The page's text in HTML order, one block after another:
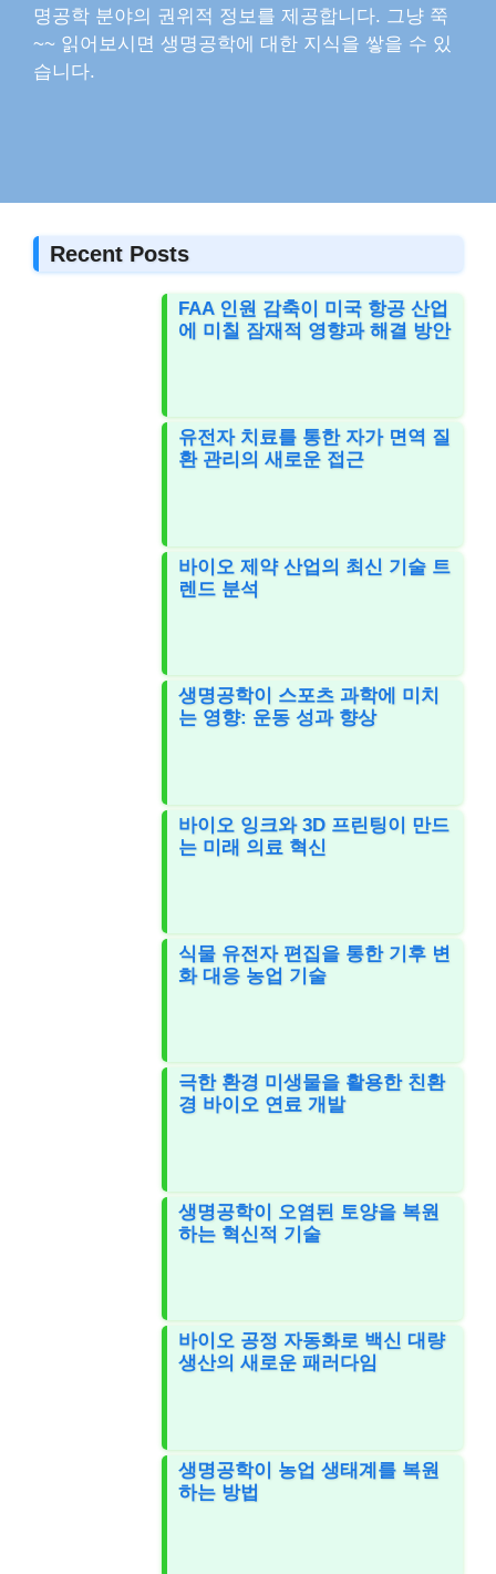
명공학 분야의 권위적 정보를 제공합니다. 그냥 쭉
~~ 읽어보시면 생명공학에 대한 지식을 쌓을 수 있
습니다.
Recent Posts
FAA 인원 감축이 미국 항공 산업
에 미칠 잠재적 영향과 해결 방안
유전자 치료를 통한 자가 면역 질
환 관리의 새로운 접근
바이오 제약 산업의 최신 기술 트
렌드 분석
생명공학이 스포츠 과학에 미치
는 영향: 운동 성과 향상
바이오 잉크와 3D 프린팅이 만드
는 미래 의료 혁신
식물 유전자 편집을 통한 기후 변
화 대응 농업 기술
극한 환경 미생물을 활용한 친환
경 바이오 연료 개발
생명공학이 오염된 토양을 복원
하는 혁신적 기술
바이오 공정 자동화로 백신 대량
생산의 새로운 패러다임
생명공학이 농업 생태계를 복원
하는 방법